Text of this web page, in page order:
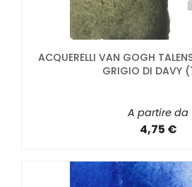
ACQUERELLI VAN GOGH
GRIGIO DI DAVY
A partire da
4,75 €